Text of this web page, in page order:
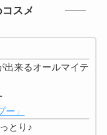
スメ
出来るオールマイテ
」
とり♪